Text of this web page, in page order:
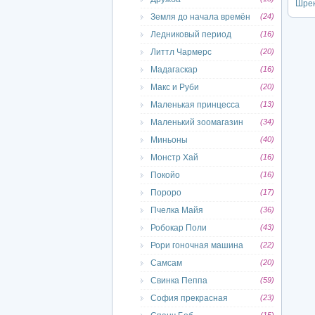
Земля до начала времён (24)
Ледниковый период (16)
Литтл Чармерс (20)
Мадагаскар (16)
Макс и Руби (20)
Маленькая принцесса (13)
Маленький зоомагазин (34)
Миньоны (40)
Монстр Хай (16)
Покойо (16)
Пороро (17)
Пчелка Майя (36)
Робокар Поли (43)
Рори гоночная машина (22)
Самсам (20)
Свинка Пеппа (59)
София прекрасная (23)